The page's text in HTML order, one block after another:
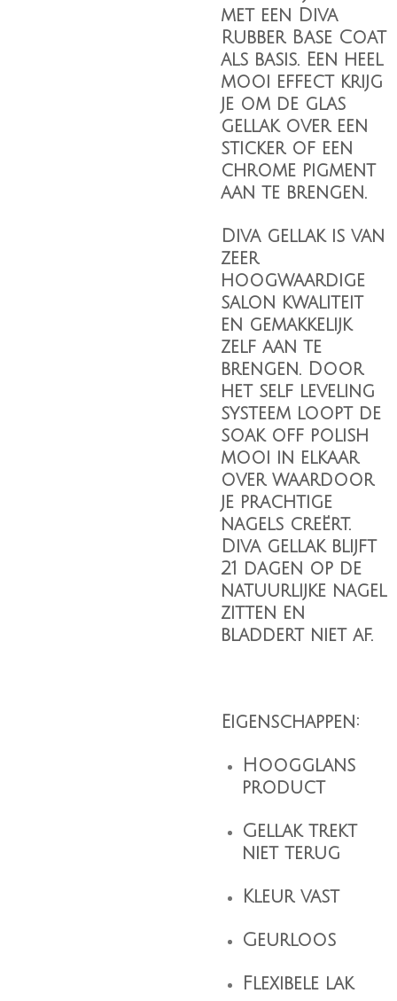
met een Diva
Rubber Base Coat
als basis. Een heel
mooi effect krijg
je om de glas
gellak over een
sticker of een
chrome pigment
aan te brengen.
Diva gellak is van
zeer
hoogwaardige
salon kwaliteit
en gemakkelijk
zelf aan te
brengen. Door
het self leveling
systeem loopt de
soak off polish
mooi in elkaar
over waardoor
je prachtige
nagels creërt.
Diva gellak blijft
21 dagen op de
natuurlijke nagel
zitten en
bladdert niet af.
Eigenschappen:
Hoogglans
product
Gellak trekt
niet terug
Kleur vast
Geurloos
Flexibele lak